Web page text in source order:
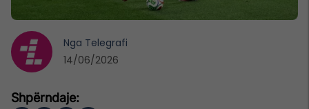
Nga Telegrafi
14/06/2026